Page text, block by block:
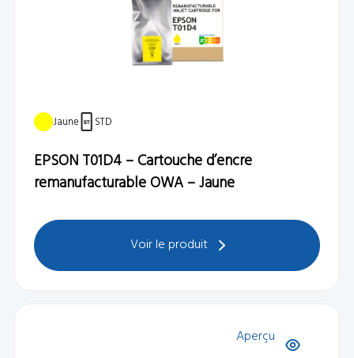
Jaune STD
EPSON T01D4 – Cartouche d’encre
remanufacturable OWA – Jaune
Voir le produit
Aperçu